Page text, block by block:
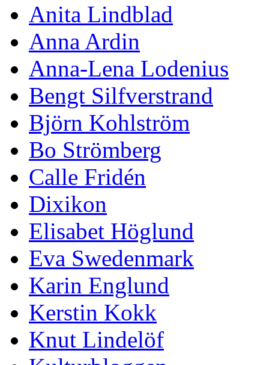
Anita Lindblad
Anna Ardin
Anna-Lena Lodenius
Bengt Silfverstrand
Björn Kohlström
Bo Strömberg
Calle Fridén
Dixikon
Elisabet Höglund
Eva Swedenmark
Karin Englund
Kerstin Kokk
Knut Lindelöf